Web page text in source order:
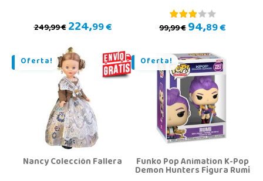
249,99 €224,99 € 99,99 €94,89 €
Oferta!
Nancy Colección Fallera
Oferta!
Funko Pop Animation K-Pop
Demon Hunters Figura Rumi